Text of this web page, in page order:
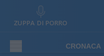
ZUPPA DI PORRO
CRONACA